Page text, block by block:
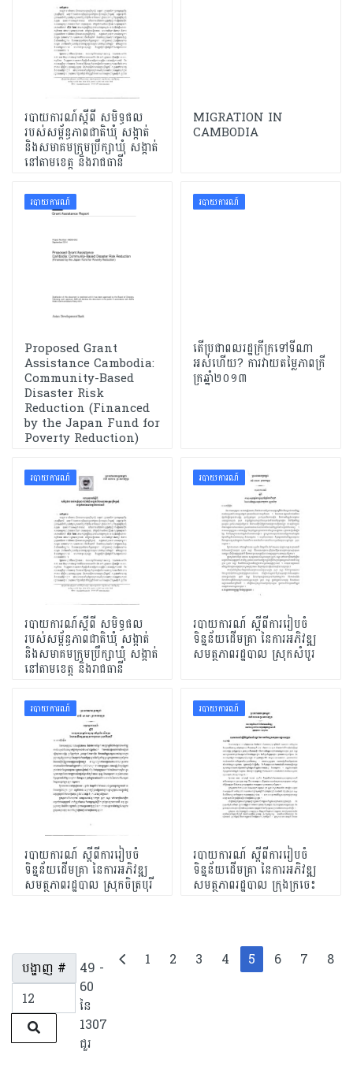
របាយការណ៍ស្តីពី សមិទ្ធផល
របស់សម្ព័ន្ធភាពជាតិឃុំ សង្កាត់
និងសមាគមក្រុមប្រឹក្សាឃុំ សង្កាត់
នៅតាមខេត្ដ និងរាជធានី
MIGRATION IN
CAMBODIA
របាយការណ៍
Proposed Grant
Assistance Cambodia:
Community-Based
Disaster Risk
Reduction (Financed
by the Japan Fund for
Poverty Reduction)
របាយការណ៍
តើប្រជាពលរដ្ឋក្រីក្រទៅទីណា
អស់ហើយ? ការវាយតម្លៃភាពក្រី
ក្រឆ្នាំ២០១៣
របាយការណ៍
របាយការណ៍ស្តីពី សមិទ្ធផល
របស់សម្ព័ន្ធភាពជាតិឃុំ សង្កាត់
និងសមាគមក្រុមប្រឹក្សាឃុំ សង្កាត់
នៅតាមខេត្ត និងរាជធានី
របាយការណ៍
របាយការណ៍ ស្តីពីការរៀបចំ
ទិន្នន័យដើមគ្រា នៃការអភិវឌ្ឍ
សមត្ថភាពរដ្ឋបាល ស្រុកសំបូរ
របាយការណ៍
របាយការណ៍ ស្តីពីការរៀបចំ
ទិន្នន័យដើមគ្រា នៃការអភិវឌ្ឍ
សមត្ថភាពរដ្ឋបាល ស្រុកចិត្របុរី
របាយការណ៍
របាយការណ៍ ស្តីពីការរៀបចំ
ទិន្នន័យដើមគ្រា នៃការអភិវឌ្ឍ
សមត្ថភាពរដ្ឋបាល ក្រុងក្រចេះ
បង្ហាញ #
49 -
60
នៃ
1307
ជួរ
1 2 3 4 5 6 7 8